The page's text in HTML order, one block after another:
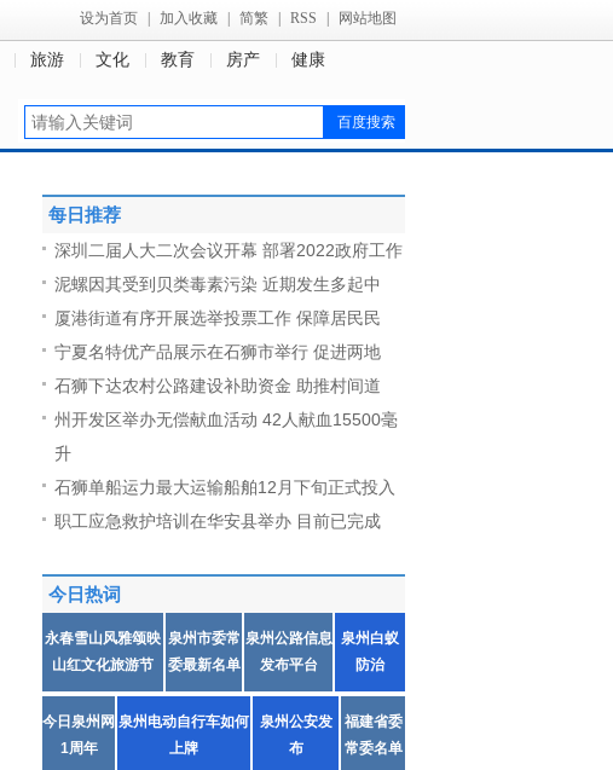
设为首页 加入收藏 简繁 RSS 网站地图
旅游 文化 教育 房产 健康
每日推荐
深圳二届人大二次会议开幕 部署2022政府工作
泥螺因其受到贝类毒素污染 近期发生多起中
厦港街道有序开展选举投票工作 保障居民民
宁夏名特优产品展示在石狮市举行 促进两地
石狮下达农村公路建设补助资金 助推村间道
州开发区举办无偿献血活动 42人献血15500毫
升
石狮单船运力最大运输船舶12月下旬正式投入
职工应急救护培训在华安县举办 目前已完成
今日热词
永春雪山风雅颂映
山红文化旅游节
泉州市委常
委最新名单
泉州公路信息
发布平台
泉州白蚁
防治
今日泉州网
1周年
泉州电动自行车如何
上牌
泉州公安发
布
福建省委
常委名单